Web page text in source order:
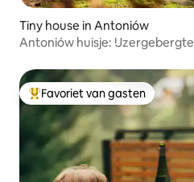
Tiny house in Antoniów
Antoniów huisje: IJzergebergte
Topfavoriet van gasten
Favoriet van gasten